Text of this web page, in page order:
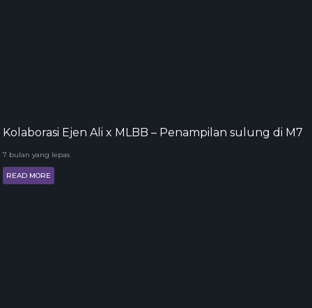
Kolaborasi Ejen Ali x MLBB – Penampilan sulung di M7
7 bulan yang lepas
READ MORE